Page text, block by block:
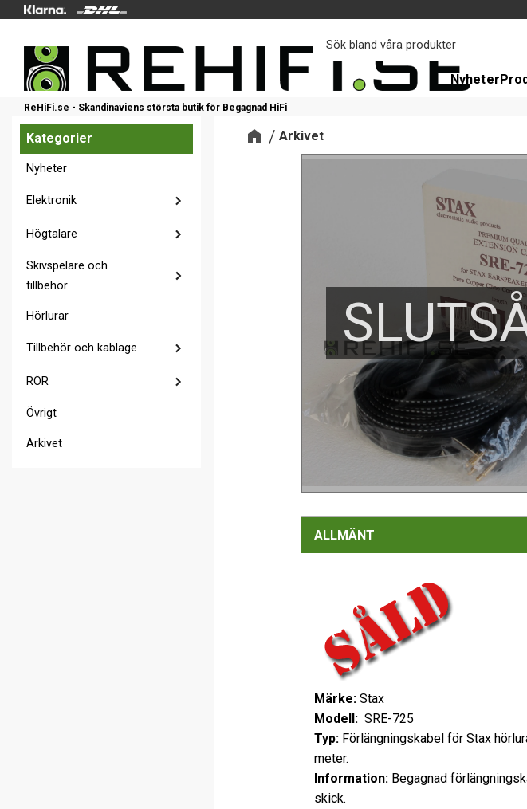
ReHiFi.se - Skandinaviens största butik för Begagnad HiFi
Nyheter
Arkivet
ALLMÄNT
Märke:Stax
Modell:SRE-725
Typ:Förlängningskabel för Stax
meter.
Information:Begagnad
skick.
Kategorier
Nyheter
Elektronik
Högtalare
Skivspelare och
tillbehör
Hörlurar
Tillbehör och kablage
RÖR
Övrigt
Arkivet